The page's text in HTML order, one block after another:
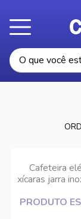
Cafeteira
xícaras jarra
PRODUTO